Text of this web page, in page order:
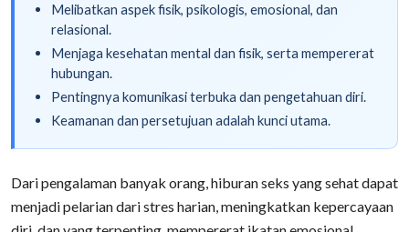
Melibatkan aspek fisik, psikologis, emosional, dan
relasional.
Menjaga kesehatan mental dan fisik, serta mempererat
hubungan.
Pentingnya komunikasi terbuka dan pengetahuan diri.
Keamanan dan persetujuan adalah kunci utama.
Dari pengalaman banyak orang, hiburan seks yang sehat dapat
menjadi pelarian dari stres harian, meningkatkan kepercayaan